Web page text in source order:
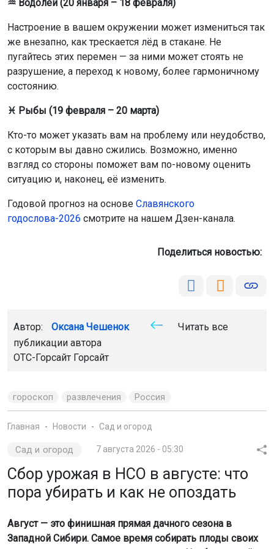
♒ Водолей (20 января – 18 февраля)
Настроение в вашем окружении может измениться так
же внезапно, как трескается лёд в стакане. Не
пугайтесь этих перемен — за ними может стоять не
разрушение, а переход к новому, более гармоничному
состоянию.
♓ Рыбы (19 февраля – 20 марта)
Кто-то может указать вам на проблему или неудобство,
с которым вы давно сжились. Возможно, именно
взгляд со стороны поможет вам по-новому оценить
ситуацию и, наконец, её изменить.
Годовой прогноз на основе Славянского
годослова-2026 смотрите на нашем Дзен-канала.
Поделиться новостью:
Автор: Оксана Чешенок
Читать все
публикации автора
ОТС-Горсайт Горсайт
гороскоп развлечения Россия
Главная Новости Сад и огород
Сад и огород 7 августа 2026 - 05:30
Сбор урожая в НСО в августе: что
пора убирать и как не опоздать
Август — это финишная прямая дачного сезона в
Западной Сибири. Самое время собирать плоды своих